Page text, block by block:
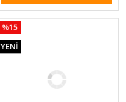
%15
YENİ